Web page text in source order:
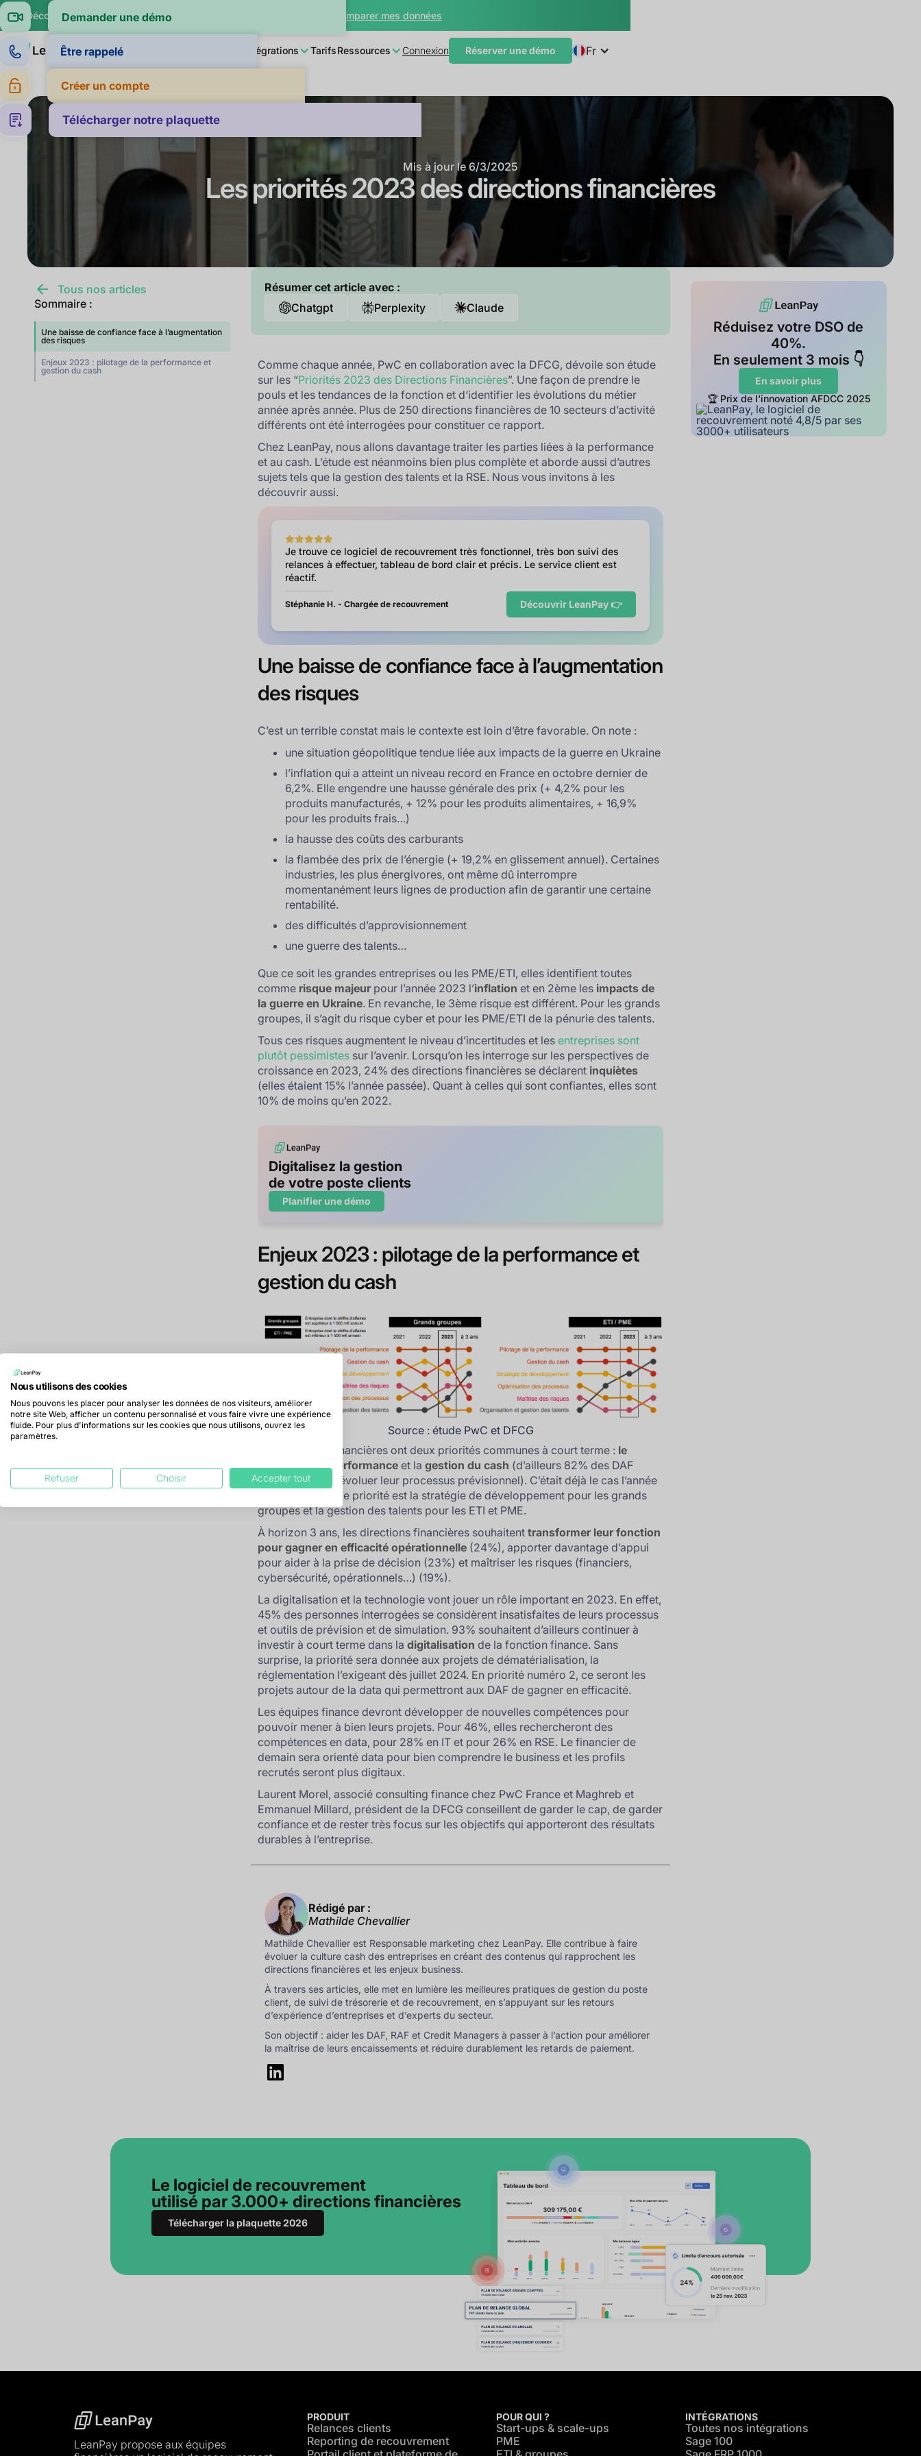
🔍 Découvrez si vos clients paient dans la moyenne de leur secteur Comparer mes données
Produit Intégrations TarifsRessources Connexion Réserver une démo Fr
Demander une démo
Être rappelé
Créer un compte
Télécharger notre plaquette
Mis à jour le 6/3/2025
Les priorités 2023 des directions financières
Tous nos articles
Sommaire :
Une baisse de confiance face à l’augmentation
des risques
Enjeux 2023 : pilotage de la performance et
gestion du cash
Résumer cet article avec :
Chatgpt
Perplexity Claude
Comme chaque année, PwC en collaboration avec la DFCG, dévoile son étude
sur les “Priorités 2023 des Directions Financières”. Une façon de prendre le
pouls et les tendances de la fonction et d‘identifier les évolutions du métier
année après année. Plus de 250 directions financières de 10 secteurs d’activité
différents ont été interrogées pour constituer ce rapport.
Chez LeanPay, nous allons davantage traiter les parties liées à la performance
et au cash. L’étude est néanmoins bien plus complète et aborde aussi d’autres
sujets tels que la gestion des talents et la RSE. Nous vous invitons à les
découvrir aussi.
Je trouve ce logiciel de recouvrement très fonctionnel, très bon suivi des
relances à effectuer, tableau de bord clair et précis. Le service client est
réactif.
Stéphanie H. - Chargée de recouvrement Découvrir LeanPay 👉
Une baisse de confiance face à l’augmentation
des risques
C’est un terrible constat mais le contexte est loin d’être favorable. On note :
une situation géopolitique tendue liée aux impacts de la guerre en Ukraine
l’inflation qui a atteint un niveau record en France en octobre dernier de
6,2%. Elle engendre une hausse générale des prix (+ 4,2% pour les
produits manufacturés, + 12% pour les produits alimentaires, + 16,9%
pour les produits frais…)
la hausse des coûts des carburants
la flambée des prix de l’énergie (+ 19,2% en glissement annuel). Certaines
industries, les plus énergivores, ont même dû interrompre
momentanément leurs lignes de production afin de garantir une certaine
rentabilité.
des difficultés d’approvisionnement
une guerre des talents…
Que ce soit les grandes entreprises ou les PME/ETI, elles identifient toutes
comme risque majeur pour l’année 2023 l’inflation et en 2ème les impacts de
la guerre en Ukraine. En revanche, le 3ème risque est différent. Pour les grands
groupes, il s’agit du risque cyber et pour les PME/ETI de la pénurie des talents.
Tous ces risques augmentent le niveau d’incertitudes et lesentreprises sont
plutôt pessimistes sur l’avenir. Lorsqu’on les interroge sur les perspectives de
croissance en 2023, 24% des directions financières se déclarent inquiètes
(elles étaient 15% l’année passée). Quant à celles qui sont confiantes, elles sont
10% de moins qu’en 2022.
Digitalisez la gestion
de votre poste clients
Planifier une démo
Enjeux 2023 : pilotage de la performance et
gestion du cash
Source : étude PwC et DFCG
Les directions financières ont deux priorités communes à court terme : le
pilotage de la performance et lagestion du cash (d’ailleurs 82% des DAF
souhaitent faire évoluer leur processus prévisionnel). C’était déjà le cas l’année
dernière. La 3ème priorité est la stratégie de développement pour les grands
groupes et la gestion des talents pour les ETI et PME.
À horizon 3 ans, les directions financières souhaitenttransformer leur fonction
pour gagner en efficacité opérationnelle (24%), apporter davantage d’appui
pour aider à la prise de décision (23%) et maîtriser les risques (financiers,
cybersécurité, opérationnels…) (19%).
La digitalisation et la technologie vont jouer un rôle important en 2023. En effet,
45% des personnes interrogées se considèrent insatisfaites de leurs processus
et outils de prévision et de simulation. 93% souhaitent d’ailleurs continuer à
investir à court terme dans ladigitalisation de la fonction finance. Sans
surprise, la priorité sera donnée aux projets de dématérialisation, la
réglementation l’exigeant dès juillet 2024. En priorité numéro 2, ce seront les
projets autour de la data qui permettront aux DAF de gagner en efficacité.
Les équipes finance devront développer de nouvelles compétences pour
pouvoir mener à bien leurs projets. Pour 46%, elles rechercheront des
compétences en data, pour 28% en IT et pour 26% en RSE. Le financier de
demain sera orienté data pour bien comprendre le business et les profils
recrutés seront plus digitaux.
Laurent Morel, associé consulting finance chez PwC France et Maghreb et
Emmanuel Millard, président de la DFCG conseillent de garder le cap, de garder
confiance et de rester très focus sur les objectifs qui apporteront des résultats
durables à l’entreprise.
Rédigé par :
Mathilde Chevallier
Mathilde Chevallier est Responsable marketing chez LeanPay. Elle contribue à faire
évoluer la culture cash des entreprises en créant des contenus qui rapprochent les
directions financières et les enjeux business.
À travers ses articles, elle met en lumière les meilleures pratiques de gestion du poste
client, de suivi de trésorerie et de recouvrement, en s’appuyant sur les retours
d’expérience d’entreprises et d’experts du secteur.
Son objectif : aider les DAF, RAF et Credit Managers à passer à l’action pour améliorer
la maîtrise de leurs encaissements et réduire durablement les retards de paiement.
Réduisez votre DSO de
40%.
En seulement 3 mois 👇
En savoir plus
🏆 Prix de l'innovation AFDCC 2025
Le logiciel de recouvrement
utilisé par 3.000+ directions financières
Télécharger la plaquette 2026
LeanPay propose aux équipes
PRODUIT
Relances clients
Reporting de recouvrement
POUR QUI ?
Start-ups & scale-ups
PME
INTÉGRATIONS
Toutes nos intégrations
Sage 100
Nous utilisons des cookies
Nous pouvons les placer pour analyser les données de nos visiteurs, améliorer
notre site Web, afficher un contenu personnalisé et vous faire vivre une expérience
fluide. Pour plus d'informations sur les cookies que nous utilisons, ouvrez les
paramètres.
Refuser Choisir Accepter tout